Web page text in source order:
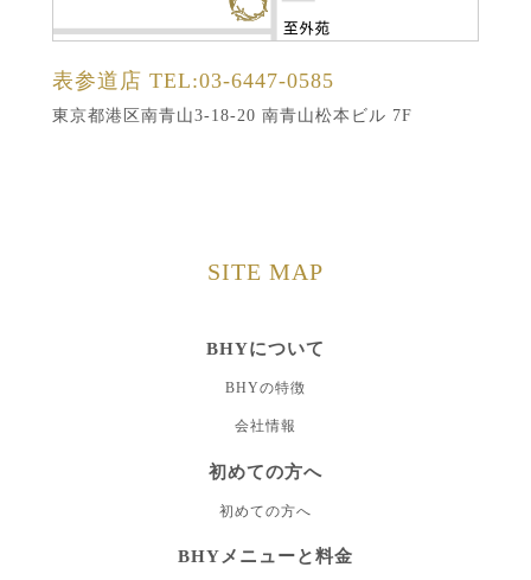
表参道店 TEL:03-6447-0585
東京都港区南青山3-18-20 南青山松本ビル 7F
SITE MAP
BHYについて
BHYの特徴
会社情報
初めての方へ
初めての方へ
BHYメニューと料金